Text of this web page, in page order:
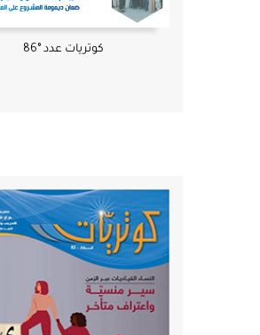
كوتريات عدد °86